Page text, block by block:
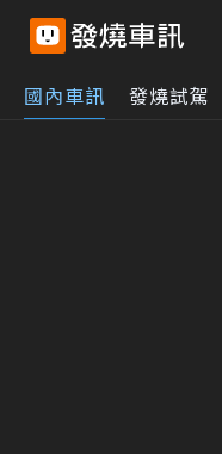
國內車訊 發燒試駕